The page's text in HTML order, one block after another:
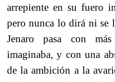
arrepiente en su fuero
pero nunca lo dirá ni se
Jenaro pasa con
imaginaba, y con una
de la ambición a la